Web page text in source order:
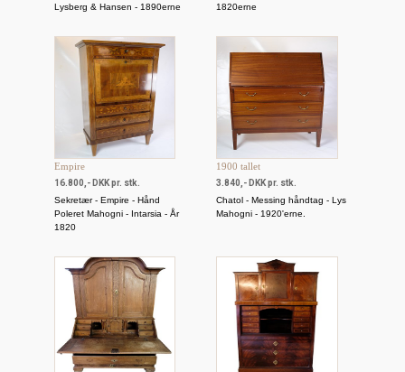
Lysberg & Hansen - 1890erne
1820erne
Empire
16.800,- DKK pr. stk.
Sekretær - Empire - Hånd
Poleret Mahogni - Intarsia - År
1820
1900 tallet
3.840,- DKK pr. stk.
Chatol - Messing håndtag - Lys
Mahogni - 1920'erne.